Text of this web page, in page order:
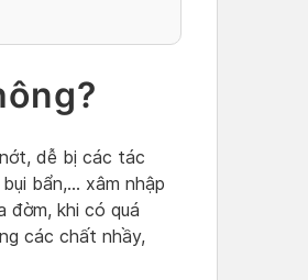
dễ bị các tác
bẩn,… xâm nhập
đờm, khi có quá
các chất nhầy,